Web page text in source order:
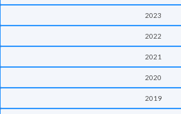
2023
2022
2021
2020
2019